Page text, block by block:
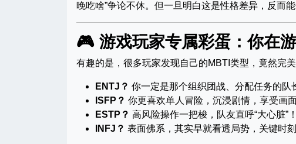
晚吃啥”争论不休。但一旦明白这是性格差异，反而
🎮 游戏玩家专属彩蛋：你在
有趣的是，很多玩家发现自己的MBTI类型，竟然完
ENTJ？ 你一定是那个组织团战、分配任务的队
ISFP？ 你更喜欢单人冒险，沉浸剧情，享受画面
ESTP？ 高风险操作一把梭，队友直呼“大心脏”！
INFJ？ 表面佛系，其实早就看透局势，关键时刻